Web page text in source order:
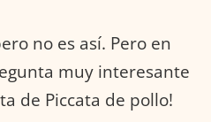
no es así. Pero en
muy interesante
de Piccata de pollo!